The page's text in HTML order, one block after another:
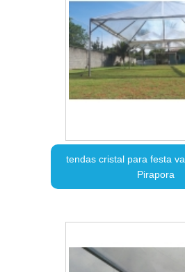
tendas cristal para festa
Pirapora